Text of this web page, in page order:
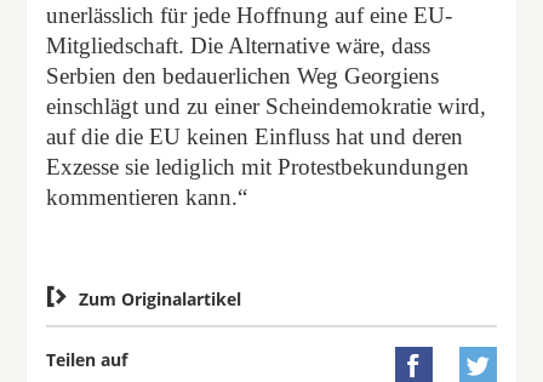
unerlässlich für jede Hoffnung auf eine EU-
Mitgliedschaft. Die Alternative wäre, dass
Serbien den bedauerlichen Weg Georgiens
einschlägt und zu einer Scheindemokratie wird,
auf die die EU keinen Einfluss hat und deren
Exzesse sie lediglich mit Protestbekundungen
kommentieren kann.“
 Zum Originalartikel
Teilen auf  